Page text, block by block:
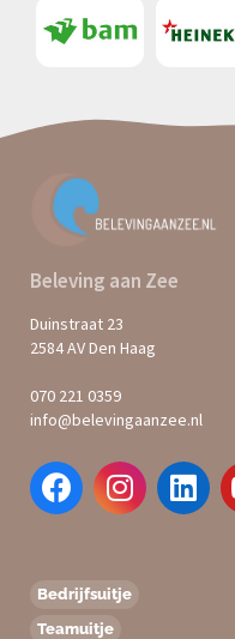
Beleving aan Zee
Duinstraat 23
2584 AV Den Haag
070 221 0359
info@belevingaanzee.nl
Bedrijfsuitje
Teamuitje